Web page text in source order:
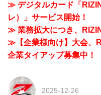
≫ デジタルカード「
レ）」サービス開始！
≫ 業務拡大につき、
≫【企業様向け】大会、
企業タイアップ募集中！
2025-12-26